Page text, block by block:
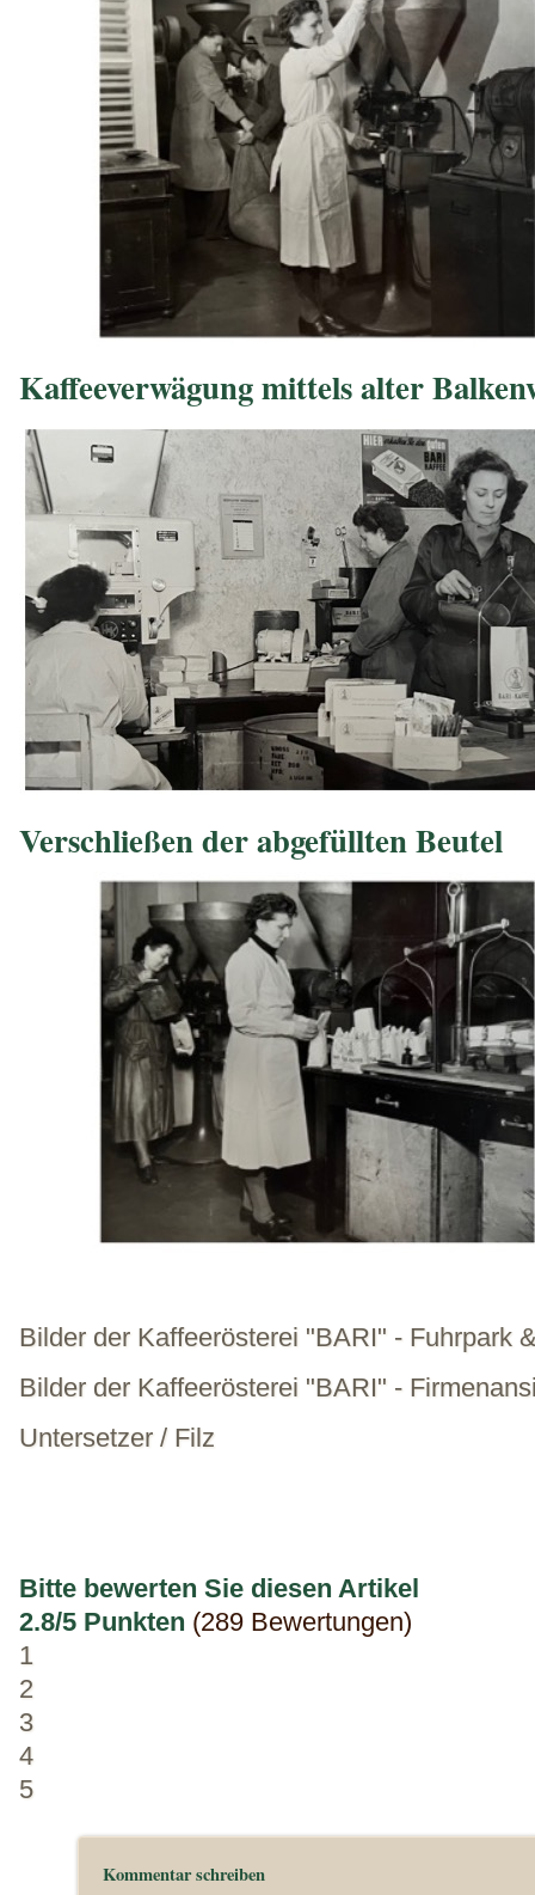
Kaffeeverwägung mittels alter
Verschließen der abgefüllten Beutel
Bilder der Kaffeerösterei "BARI" - Fuhrpark
Bilder der Kaffeerösterei "BARI" -
Untersetzer / Filz
Bitte bewerten Sie diesen Artikel
2.8/5 Punkten (289 Bewertungen)
1
2
3
4
5
Kommentar schreiben